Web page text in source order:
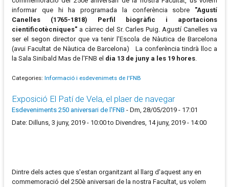
informar que hi ha programada la conferència sobre "Agustí
Canelles (1765-1818) Perfil biogràfic i aportacions
cientificotècniques" a càrrec del Sr. Carles Puig. Agustí Canelles va
ser el segon director que va tenir l'Escola de Nàutica de Barcelona
(avui Facultat de Nàutica de Barcelona) La conferència tindrà lloc a
la Sala Sinibald Mas de l'FNB el dia 13 de juny a les 19 hores.
Categories: Informació i esdevenimets de l'FNB
Exposició El Patí de Vela, el plaer de navegar
Esdeveniments 250 aniversari de l'FNB - Dm, 28/05/2019 - 17:01
Date: Dilluns, 3 juny, 2019 - 10:00 to Divendres, 14 juny, 2019 - 14:00
Dintre dels actes que s'estan organitzant al llarg d'aquest any en
commemoració del 250è aniversari de la nostra Facultat, us volem